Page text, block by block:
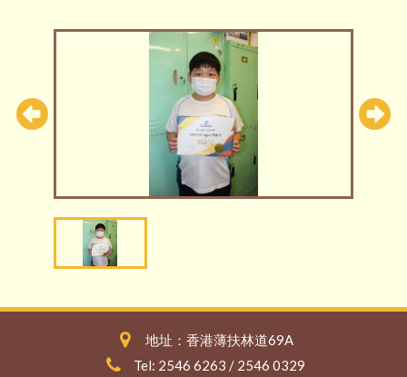
地址：香港薄扶林道69A
Tel: 2546 6263 / 2546 0329